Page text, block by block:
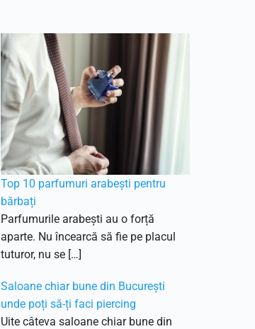
Top 10 parfumuri arabești pentru
bărbați
Parfumurile arabești au o forță
aparte. Nu încearcă să fie pe placul
tuturor, nu se […]
Saloane chiar bune din București
unde poți să-ți faci piercing
Uite câteva saloane chiar bune din